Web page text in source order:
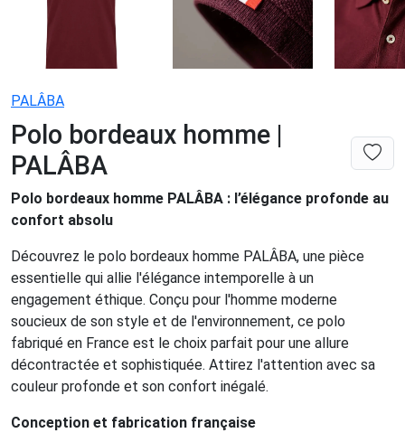
PALÂBA
Polo bordeaux homme |
PALÂBA
Polo bordeaux homme PALÂBA : l’élégance profonde au
confort absolu
Découvrez le polo bordeaux homme PALÂBA, une pièce
essentielle qui allie l'élégance intemporelle à un
engagement éthique. Conçu pour l'homme moderne
soucieux de son style et de l'environnement, ce polo
fabriqué en France est le choix parfait pour une allure
décontractée et sophistiquée. Attirez l'attention avec sa
couleur profonde et son confort inégalé.
Conception et fabrication française